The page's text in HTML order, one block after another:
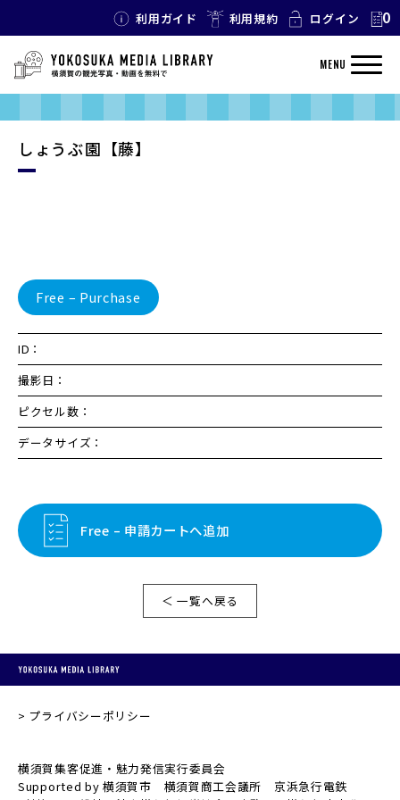
利用ガイド 利用規約 ログイン 0
MENU
しょうぶ園【藤】
Free – Purchase
ID：
撮影日：
ピクセル数：
データサイズ：
Free – 申請カートへ追加
＜ 一覧へ戻る
プライバシーポリシー
横須賀集客促進・魅力発信実行委員会
Supported by 横須賀市 横須賀商工会議所 京浜急行電鉄